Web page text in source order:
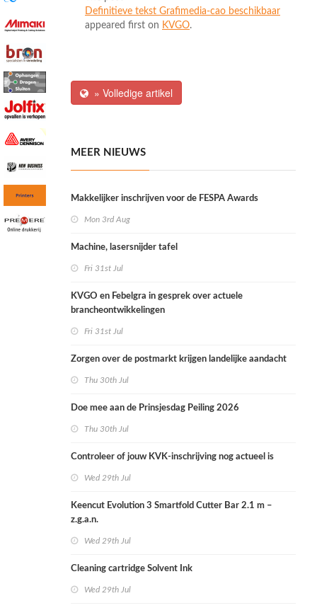
Definitieve tekst Grafimedia-cao beschikbaar
appeared first on KVGO.
» Volledige artikel
MEER NIEUWS
Makkelijker inschrijven voor de FESPA Awards
Mon 3rd Aug
Machine, lasersnijder tafel
Fri 31st Jul
KVGO en Febelgra in gesprek over actuele
brancheontwikkelingen
Fri 31st Jul
Zorgen over de postmarkt krijgen landelijke aandacht
Thu 30th Jul
Doe mee aan de Prinsjesdag Peiling 2026
Thu 30th Jul
Controleer of jouw KVK-inschrijving nog actueel is
Wed 29th Jul
Keencut Evolution 3 Smartfold Cutter Bar 2.1 m –
z.g.a.n.
Wed 29th Jul
Cleaning cartridge Solvent Ink
Wed 29th Jul